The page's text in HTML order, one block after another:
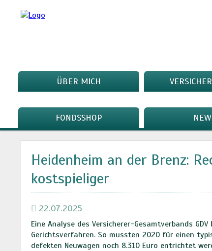
ÜBER MICH
FONDSSHOP
Heidenheim an der Brenz:
kostspieliger
22.07.2025
Eine Analyse des Versicherer-Gesamtverbands
Gerichtsverfahren. So mussten 2020 für einen
defekten Neuwagen noch 8.310 Euro entrichtet